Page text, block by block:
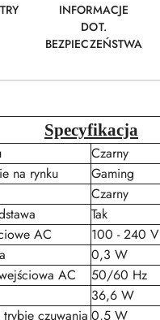
INFORMACJE
DOT.
BEZPIECZEŃSTWA
Specyfikacja
Czarny
na rynku
Gaming
Czarny
Tak
AC
100 - 240 V
0,3 W
AC
50/60 Hz
36,6 W
czuwania 0,5 W